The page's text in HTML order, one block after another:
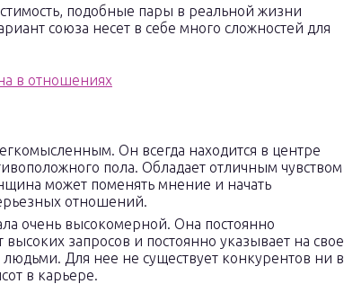
подобные пары в реальной жизни
союза несет в себе много сложностей для
Он всегда находится в центре
пола. Обладает отличным чувством
может поменять мнение и начать
отношений.
очень высокомерной. Она постоянно
высоких запросов и постоянно указывает на свое
Для нее не существует конкурентов ни в
в карьере.